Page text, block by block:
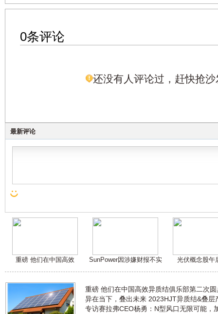
0条评论
还没有人评论过，赶快抢沙
最新评论
重磅 他们在中国高效 SunPower因涉嫌财报不实 光伏概念股午
重磅 他们在中国高效异质结俱乐部第二次
异在当下，叠出未来 2023HJT异质结&叠层
专访赛拉弗CEO杨勇：N型风口无限可能，